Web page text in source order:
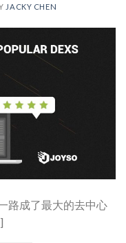
JACKY CHEN
路成了最大的去中心